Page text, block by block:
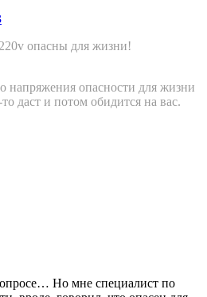
опасны для жизни!
напряжения опасности для жизни
даст и потом обидится на вас.
Но мне специалист по